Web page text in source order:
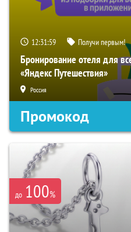
12:31:58 Получи первым!
Бронирование отеля для
«Яндекс Путешествия»
Россия
Промокод
до 100%